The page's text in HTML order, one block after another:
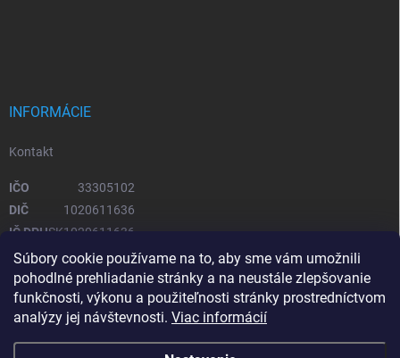
Súbory cookie používame na to, aby sme vám umožnili
pohodlné prehliadanie stránky a na neustále zlepšovanie
funkčnosti, výkonu a použiteľnosti stránky prostredníctvom
analýzy jej návštevnosti. Viac informácií
INFORMÁCIE
Kontakt
IČO
33305102
DIČ
1020611636
IČ DPHSK1020611636
OTVÁRACIE HODINY
Pondelok – piatok